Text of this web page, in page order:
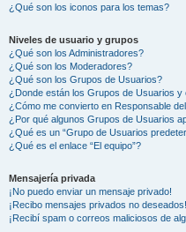
¿Qué son los iconos para los temas?
Niveles de usuario y grupos
¿Qué son los Administradores?
¿Qué son los Moderadores?
¿Qué son los Grupos de Usuarios?
¿Donde están los Grupos de Usuarios y
¿Cómo me convierto en Responsable
¿Por qué algunos Grupos de Usuarios
¿Qué es un “Grupo de Usuarios
¿Qué es el enlace “El equipo”?
Mensajería privada
¡No puedo enviar un mensaje privado!
¡Recibo mensajes privados no deseados!
¡Recibí spam o correos maliciosos de